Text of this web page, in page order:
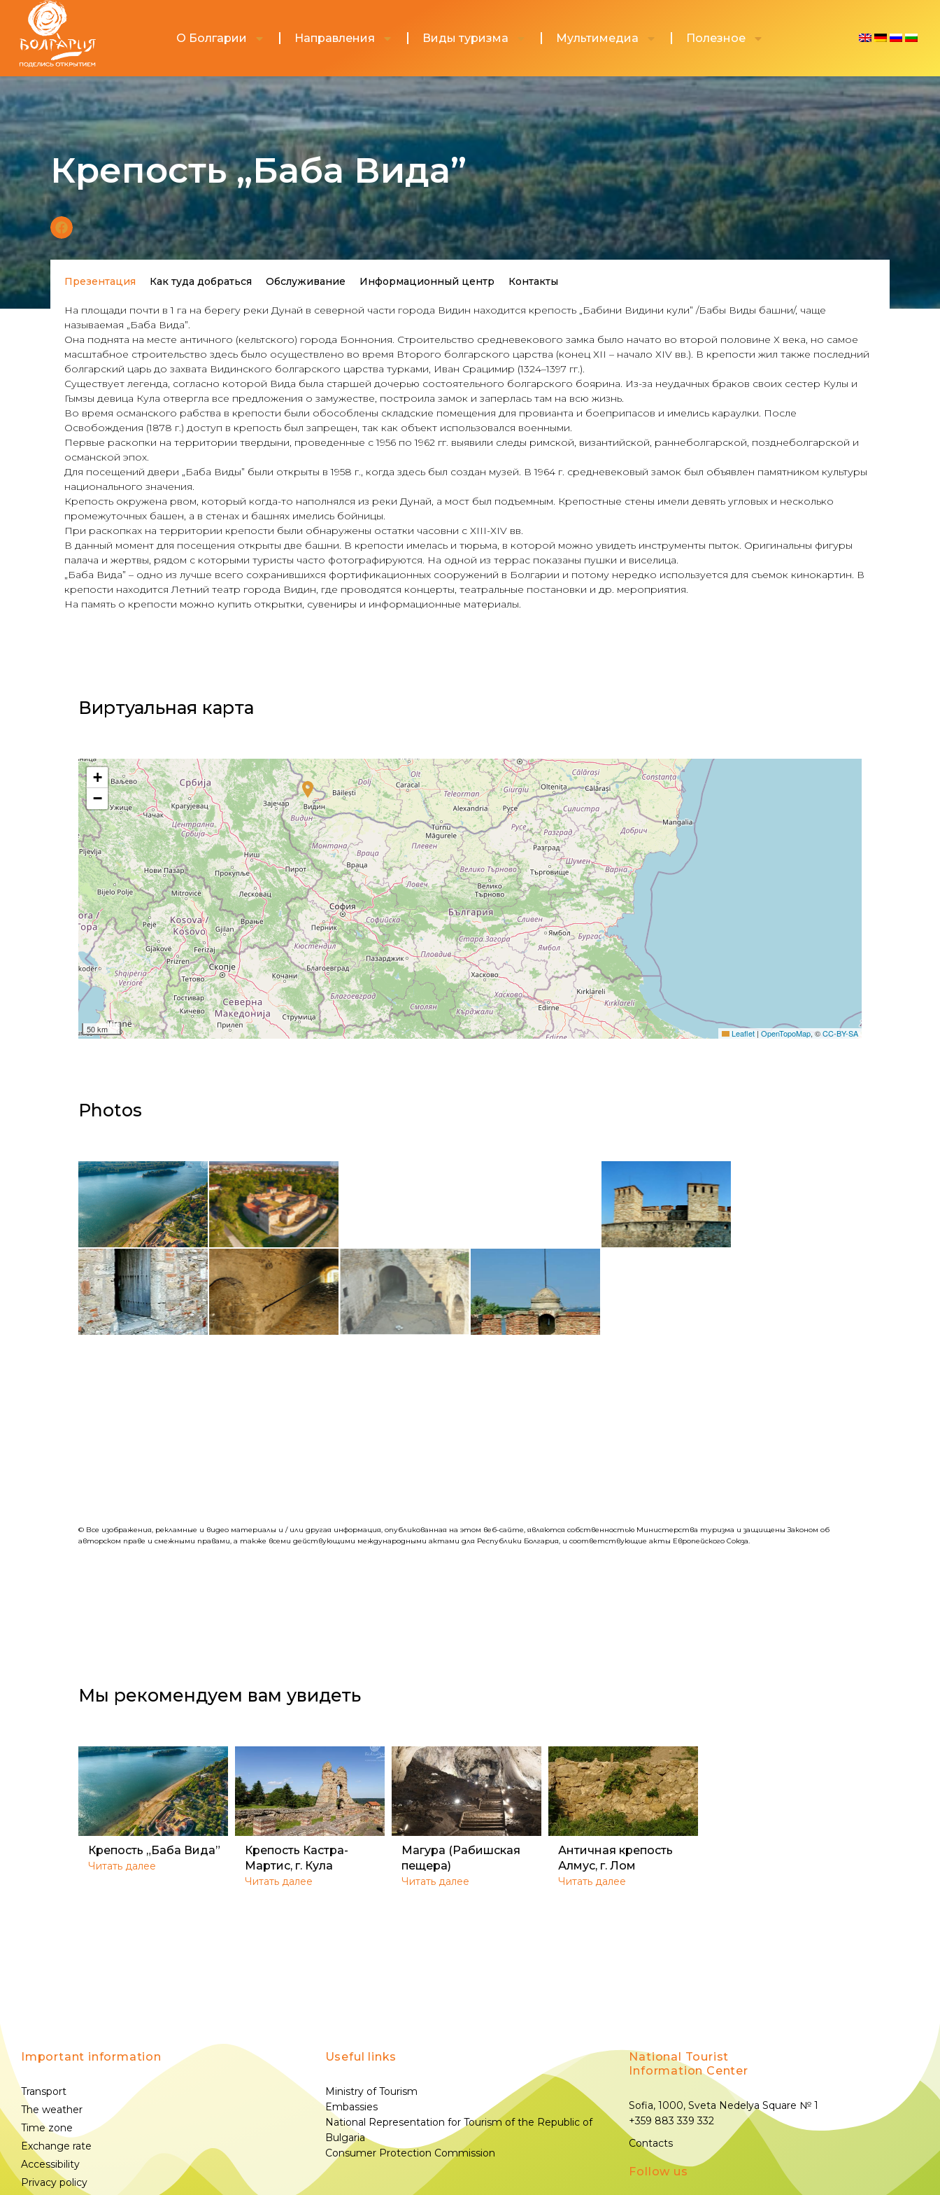
О Болгарии Направления Виды туризма Мультимедиа Полезное
Крепость „Баба Вида”
Презентация Как туда добраться Обслуживание Информационный центр Контакты
На площади почти в 1 га на берегу реки Дунай в северной части города Видин находится крепость „Бабини Видини кули” /Бабы Виды башни/, чаще
называемая „Баба Вида”.
Она поднята на месте античного (кельтского) города Боннония. Строительство средневекового замка было начато во второй половине Х века, но самое
масштабное строительство здесь было осуществлено во время Второго болгарского царства (конец ХІІ – начало ХІV вв.). В крепости жил также последний
болгарский царь до захвата Видинского болгарского царства турками, Иван Срацимир (1324–1397 гг.).
Существует легенда, согласно которой Вида была старшей дочерью состоятельного болгарского боярина. Из-за неудачных браков своих сестер Кулы и
Гымзы девица Кула отвергла все предложения о замужестве, построила замок и заперлась там на всю жизнь.
Во время османского рабства в крепости были обособлены складские помещения для провианта и боеприпасов и имелись караулки. После
Освобождения (1878 г.) доступ в крепость был запрещен, так как объект использовался военными.
Первые раскопки на территории твердыни, проведенные с 1956 по 1962 гг. выявили следы римской, византийской, раннеболгарской, позднеболгарской и
османской эпох.
Для посещений двери „Баба Виды” были открыты в 1958 г., когда здесь был создан музей. В 1964 г. средневековый замок был объявлен памятником культуры
национального значения.
Крепость окружена рвом, который когда-то наполнялся из реки Дунай, а мост был подъемным. Крепостные стены имели девять угловых и несколько
промежуточных башен, а в стенах и башнях имелись бойницы.
При раскопках на территории крепости были обнаружены остатки часовни с ХІІІ-ХІV вв.
В данный момент для посещения открыты две башни. В крепости имелась и тюрьма, в которой можно увидеть инструменты пыток. Оригинальны фигуры
палача и жертвы, рядом с которыми туристы часто фотографируются. На одной из террас показаны пушки и виселица.
„Баба Вида” – одно из лучше всего сохранившихся фортификационных сооружений в Болгарии и потому нередко используется для съемок кинокартин. В
крепости находится Летний театр города Видин, где проводятся концерты, театральные постановки и др. мероприятия.
На память о крепости можно купить открытки, сувениры и информационные материалы.
Виртуальная карта​
+
−
50 km Leaflet | OpenTopoMap, ©CC-BY-SA
Photos
© Все изображения, рекламные и видео материалы и / или другая информация, опубликованная на этом веб-сайте, являются собственностью Министерства туризма и защищены Законом об
авторском праве и смежными правами, а также всеми действующими международными актами для Республики Болгария, и соответствующие акты Европейского Союза.
Мы рекомендуем вам увидеть
Крепость „Баба Вида”
Читать далее
Крепость Кастра-
Мартис, г. Кула
Читать далее
Магура (Рабишская
пещера)
Читать далее
Античная крепость
Алмус, г. Лом
Читать далее
Important information
Transport
The weather
Time zone
Exchange rate
Accessibility
Privacy policy
Useful links
Ministry of Tourism
Embassies
National Representation for Tourism of the Republic of
Bulgaria
Consumer Protection Commission
National Tourist
Information Center
Sofia, 1000, Sveta Nedelya Square № 1
+359 883 339 332
Contacts
Follow us